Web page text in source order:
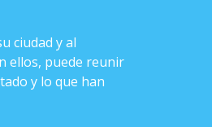
ciudad y al
ellos, puede reunir
y lo que han